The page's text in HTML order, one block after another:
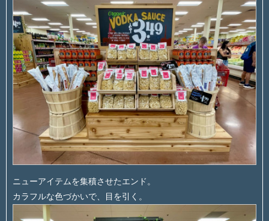
ニューアイテムを集積させたエンド。
カラフルな色づかいで、目を引く。